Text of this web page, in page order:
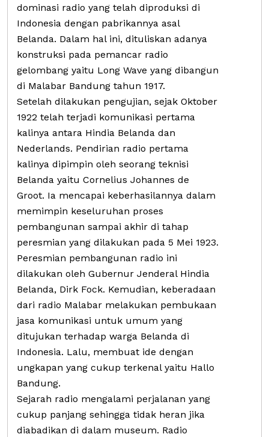
dominasi radio yang telah diproduksi di
Indonesia dengan pabrikannya asal
Belanda. Dalam hal ini, dituliskan adanya
konstruksi pada pemancar radio
gelombang yaitu Long Wave yang dibangun
di Malabar Bandung tahun 1917.
Setelah dilakukan pengujian, sejak Oktober
1922 telah terjadi komunikasi pertama
kalinya antara Hindia Belanda dan
Nederlands. Pendirian radio pertama
kalinya dipimpin oleh seorang teknisi
Belanda yaitu Cornelius Johannes de
Groot. Ia mencapai keberhasilannya dalam
memimpin keseluruhan proses
pembangunan sampai akhir di tahap
peresmian yang dilakukan pada 5 Mei 1923.
Peresmian pembangunan radio ini
dilakukan oleh Gubernur Jenderal Hindia
Belanda, Dirk Fock. Kemudian, keberadaan
dari radio Malabar melakukan pembukaan
jasa komunikasi untuk umum yang
ditujukan terhadap warga Belanda di
Indonesia. Lalu, membuat ide dengan
ungkapan yang cukup terkenal yaitu Hallo
Bandung.
Sejarah radio mengalami perjalanan yang
cukup panjang sehingga tidak heran jika
diabadikan di dalam museum. Radio